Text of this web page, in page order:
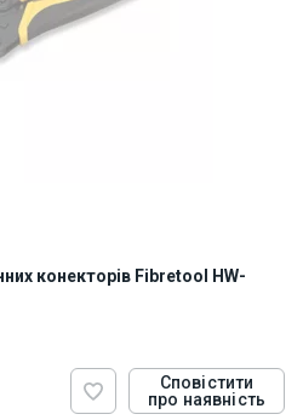
конекторів Fibretool HW-
Сповістити
про наявність